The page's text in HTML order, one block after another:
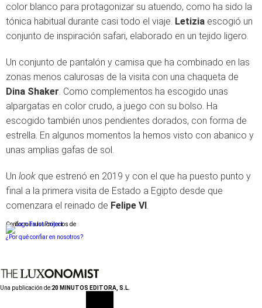
color blanco para protagonizar su atuendo, como ha sido la
tónica habitual durante casi todo el viaje. Letizia escogió un
conjunto de inspiración safari, elaborado en un tejido ligero.
Un conjunto de pantalón y camisa que ha combinado en las
zonas menos calurosas de la visita con una chaqueta de
Dina Shaker . Como complementos ha escogido unas
alpargatas en color crudo, a juego con su bolso. Ha
escogido también unos pendientes dorados, con forma de
estrella. En algunos momentos la hemos visto con abanico y
unas amplias gafas de sol.
Un look que estrenó en 2019 y con el que ha puesto punto y
final a la primera visita de Estado a Egipto desde que
comenzara el reinado de Felipe VI
Conforme a los criterios de
¿Por qué confiar en nosotros?
Una publicación de:20 MINUTOS EDITORA, S.L.